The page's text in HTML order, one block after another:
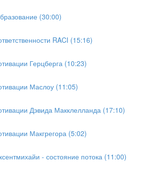
(30:00)
RACI (15:16)
Герцберга (10:23)
Маслоу (11:05)
Дэвида Макклелланда (17:10)
Макгрегора (5:02)
- состояние потока (11:00)